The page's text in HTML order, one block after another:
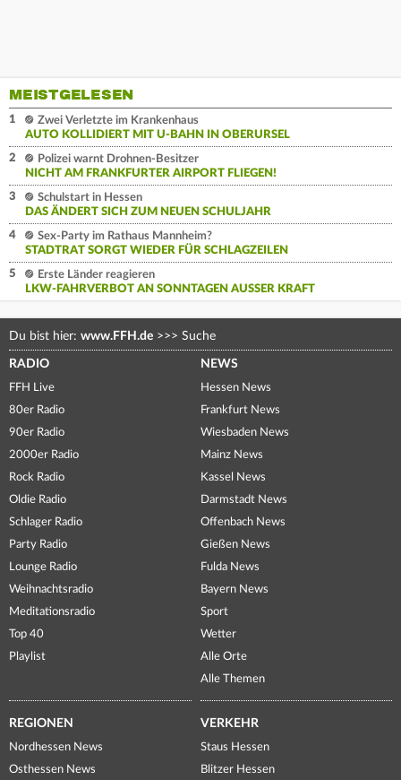
MEISTGELESEN
1
Zwei Verletzte im Krankenhaus
AUTO KOLLIDIERT MIT U-BAHN IN OBERURSEL
2
Polizei warnt Drohnen-Besitzer
NICHT AM FRANKFURTER AIRPORT FLIEGEN!
3
Schulstart in Hessen
DAS ÄNDERT SICH ZUM NEUEN SCHULJAHR
4
Sex-Party im Rathaus Mannheim?
STADTRAT SORGT WIEDER FÜR SCHLAGZEILEN
5
Erste Länder reagieren
LKW-FAHRVERBOT AN SONNTAGEN AUSSER KRAFT
Du bist hier: www.FFH.de >>> Suche
RADIO
FFH Live
80er Radio
90er Radio
2000er Radio
Rock Radio
Oldie Radio
Schlager Radio
Party Radio
Lounge Radio
Weihnachtsradio
Meditationsradio
Top 40
Playlist
NEWS
Hessen News
Frankfurt News
Wiesbaden News
Mainz News
Kassel News
Darmstadt News
Offenbach News
Gießen News
Fulda News
Bayern News
Sport
Wetter
Alle Orte
Alle Themen
REGIONEN
Nordhessen News
Osthessen News
VERKEHR
Staus Hessen
Blitzer Hessen